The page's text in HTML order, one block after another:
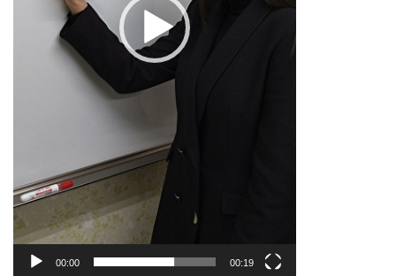
00:00 00:19